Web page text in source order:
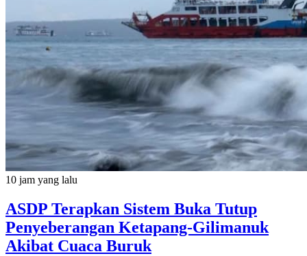
10 jam yang lalu
ASDP Terapkan Sistem Buka Tutup
Penyeberangan Ketapang-Gilimanuk
Akibat Cuaca Buruk